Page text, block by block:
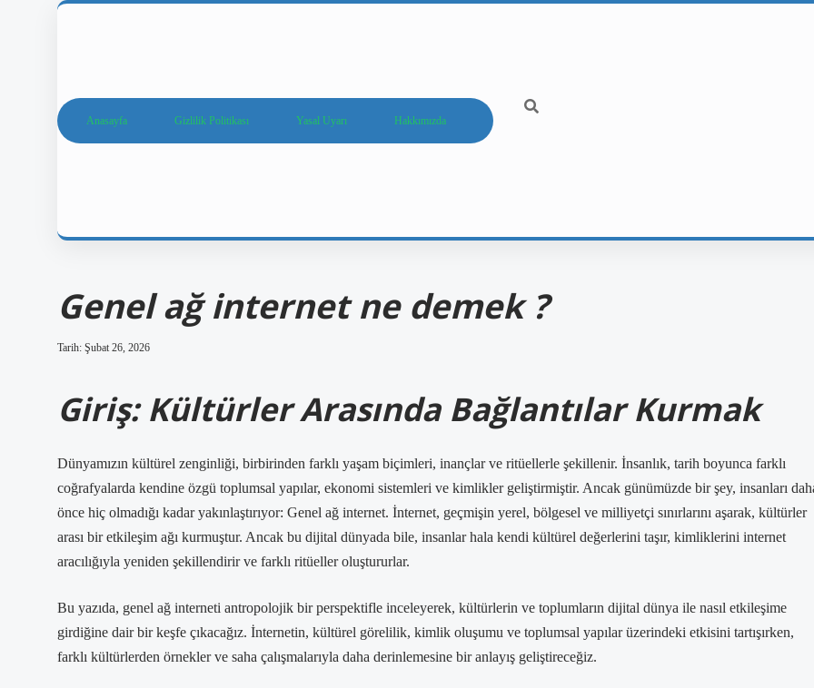
Anasayfa Gizlilik Politikası Yasal Uyarı Hakkımızda
Genel ağ internet ne demek ?
Tarih: Şubat 26, 2026
Giriş: Kültürler Arasında Bağlantılar Kurmak
Dünyamızın kültürel zenginliği, birbirinden farklı yaşam biçimleri, inançlar ve ritüellerle şekillenir. İnsanlık, tarih boyunca farklı
coğrafyalarda kendine özgü toplumsal yapılar, ekonomi sistemleri ve kimlikler geliştirmiştir. Ancak günümüzde bir şey, insanları
önce hiç olmadığı kadar yakınlaştırıyor: Genel ağ internet. İnternet, geçmişin yerel, bölgesel ve milliyetçi sınırlarını aşarak, kültürler
arası bir etkileşim ağı kurmuştur. Ancak bu dijital dünyada bile, insanlar hala kendi kültürel değerlerini taşır, kimliklerini internet
aracılığıyla yeniden şekillendirir ve farklı ritüeller oluştururlar.
Bu yazıda, genel ağ interneti antropolojik bir perspektifle inceleyerek, kültürlerin ve toplumların dijital dünya ile nasıl etkileşime
girdiğine dair bir keşfe çıkacağız. İnternetin, kültürel görelilik, kimlik oluşumu ve toplumsal yapılar üzerindeki etkisini tartışırken,
farklı kültürlerden örnekler ve saha çalışmalarıyla daha derinlemesine bir anlayış geliştireceğiz.